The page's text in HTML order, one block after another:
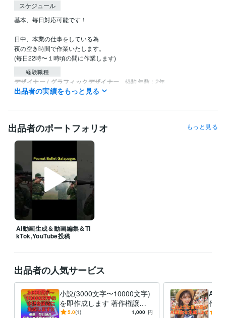
スケジュール
基本、毎日対応可能です！
日中、本業の仕事をしている為
夜の空き時間で作業いたします。
(毎日22時〜１時頃の間に作業します)
経験職種
デザイナー / グラフィックデザイナー 経験年数 : 2年
イラストレーター・漫画家 / イラストレーター
クリエイター / 動画クリエイター 経験年数 : 3年
クリエイター / 音楽家・作曲家・作詞家
職歴
得意分野
動画編集・映像制作 動画編集、動画生成、画像生成
AI動画 AI画像
出品者の実績をもっと見る
出品者のポートフォリオ もっと見る
AI動画生成＆動画編集＆Ti
kTok,YouTube投稿
出品者の人気サービス
小説(3000文字〜10000文字)
を即作成します 著作権譲
渡・商用など用途も自由です
5.0(1) 1,000 円
AI美
作り
行！